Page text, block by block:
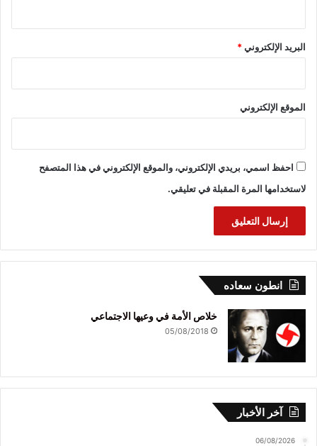
البريد الإلكتروني*
الموقع الإلكتروني
احفظ اسمي، بريدي الإلكتروني، والموقع الإلكتروني في هذا المتصفح
لاستخدامها المرة المقبلة في تعليقي.
انطون سعاده
خلاص الأمة في وعيها الاجتماعي
05/08/2018
آخر الأخبار
06/08/2026